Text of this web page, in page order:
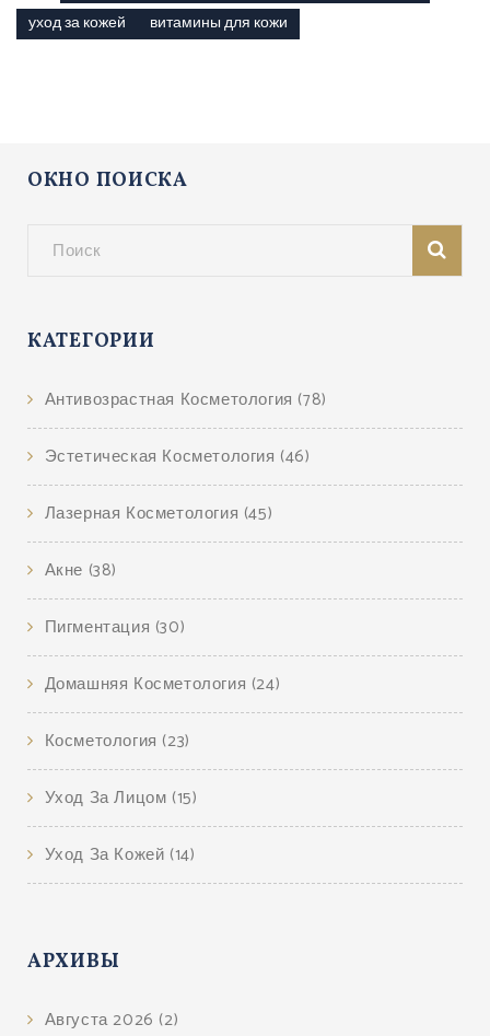
уход за кожей
витамины для кожи
ОКНО ПОИСКА
КАТЕГОРИИ
Антивозрастная Косметология (78)
Эстетическая Косметология (46)
Лазерная Косметология (45)
Акне (38)
Пигментация (30)
Домашняя Косметология (24)
Косметология (23)
Уход За Лицом (15)
Уход За Кожей (14)
АРХИВЫ
Августа 2026 (2)